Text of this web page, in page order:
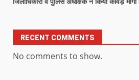
RECENT COMMENTS
No comments to show.